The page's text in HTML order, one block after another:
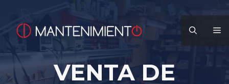
contenido
VENTA DE